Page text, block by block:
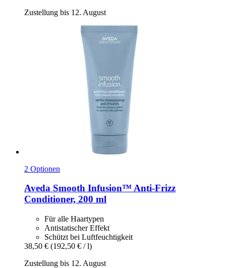
Zustellung bis 12. August
2 Optionen
Aveda Smooth Infusion™ Anti-​Frizz
Conditioner, 200 ml
Für alle Haartypen
Antistatischer Effekt
Schützt bei Luftfeuchtigkeit
38,50 € (192,50 € / l)
Zustellung bis 12. August